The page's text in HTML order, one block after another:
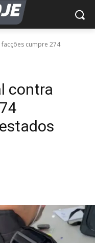
cumpre 274
contra